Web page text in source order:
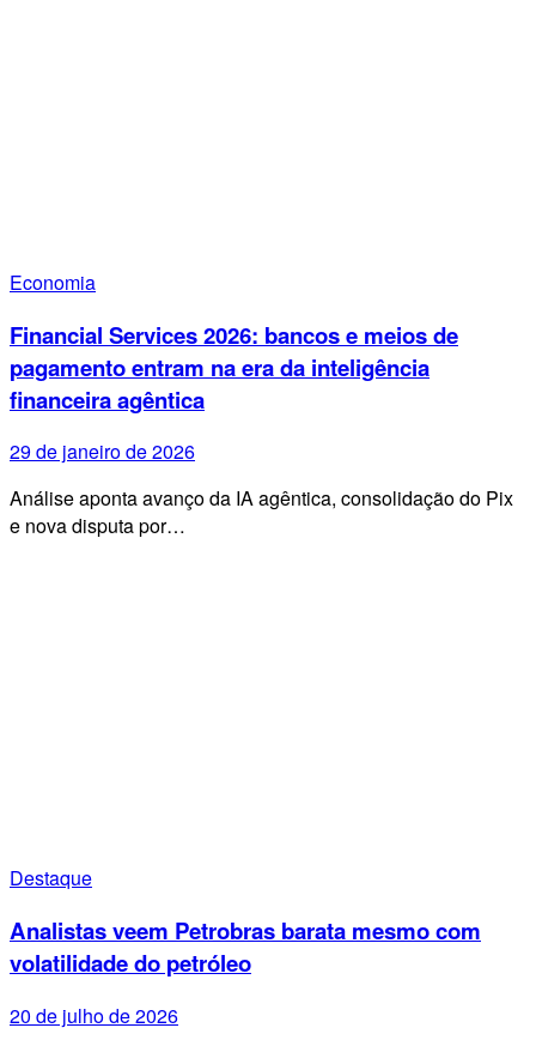
Economia
Financial Services 2026: bancos e meios de
pagamento entram na era da inteligência
financeira agêntica
29 de janeiro de 2026
Análise aponta avanço da IA agêntica, consolidação do Pix
e nova disputa por…
Destaque
Analistas veem Petrobras barata mesmo com
volatilidade do petróleo
20 de julho de 2026